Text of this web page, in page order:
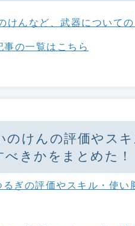
けんなど、武器について
事の一覧はこちら
のけんの評価やス
べきかをまとめた！